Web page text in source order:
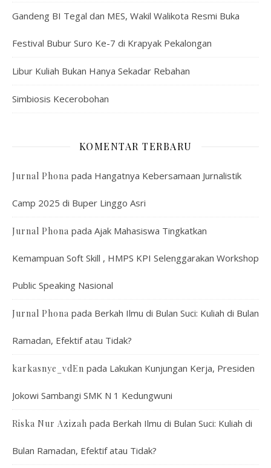
Gandeng BI Tegal dan MES, Wakil Walikota Resmi Buka
Festival Bubur Suro Ke-7 di Krapyak Pekalongan
Libur Kuliah Bukan Hanya Sekadar Rebahan
Simbiosis Kecerobohan
KOMENTAR TERBARU
Jurnal Phona pada Hangatnya Kebersamaan Jurnalistik
Camp 2025 di Buper Linggo Asri
Jurnal Phona pada Ajak Mahasiswa Tingkatkan
Kemampuan Soft Skill , HMPS KPI Selenggarakan Workshop
Public Speaking Nasional
Jurnal Phona pada Berkah Ilmu di Bulan Suci: Kuliah di Bulan
Ramadan, Efektif atau Tidak?
karkasnye_vdEn pada Lakukan Kunjungan Kerja, Presiden
Jokowi Sambangi SMK N 1 Kedungwuni
Riska Nur Azizah pada Berkah Ilmu di Bulan Suci: Kuliah di
Bulan Ramadan, Efektif atau Tidak?